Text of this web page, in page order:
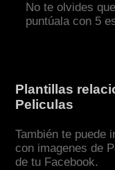
No te olvides
puntúala con 5
Plantillas
Peliculas
También te puede
con imagenes de
de tu Facebook.